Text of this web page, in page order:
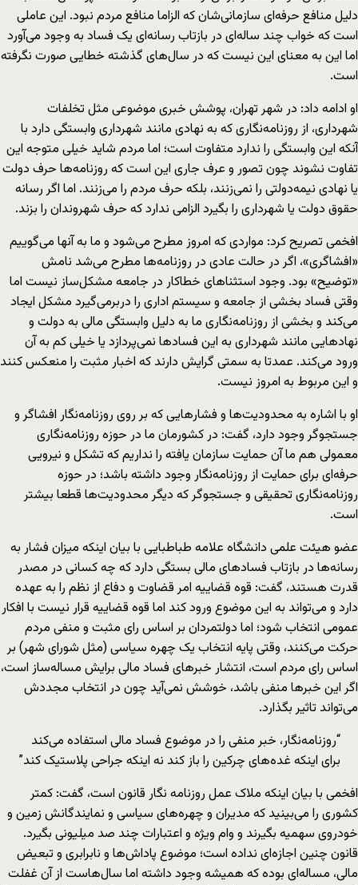
دلیل منافع حرفه‌ای سازمانی‌شان که الزاما منافع مردم نبود. این عاملی
است که خواب چند ساله‌ای در بازتاب رسانه‌ای یک فساد به وجود می‌آورد
اما این به معنای این نیست که در سال‌های گذشته خطایی صورت نگرفته
است.
او ادامه داد: در شهر تهران، پوشش خبری موضوعی مثل تخلفات
شهرداری، از روزنامه‌نگاری که به نهادی مانند شهرداری وابستگی دارد با
آنکه این وابستگی را ندارد متفاوت است؛ اما مردم شاید خیلی متوجه این
تفاوت نشوند چون تصور و عرف جاری این است که روزنامه‌ها حرف دولت
یا نهادی نیمه‌دولتی را نمی‌زنند، بلکه حرف مردم را می‌زنند. اما اگر رسانه
حقوق دولت یا شهرداری را بگیرد الزامی ندارد که حرف شهروندان را بزند.
افخمی تصریح کرد: مواردی که امروز مطرح می‌شود و ما به آنها می‌گوییم
«افشاگری»، اگر در حالت عادی در روزنامه‌ها مطرح می‌شد نامش
«توضیح» بود. وجود استثناهای خطاکار در جامعه مشکل‌ساز نیست اما
وقتی فساد بخشی از جامعه و سیستم اداری را دربرمی‌گیرد مشکل ایجاد
می‌کند و بخشی از روزنامه‌نگاری ما به دلیل وابستگی مالی به دولت و
نهادهایی مانند شهرداری به این فسادها نمی‌پردازد یا خیلی کم به آن
ورود می‌کند. عمدتا به سمتی گرایش دارند که اخبار مثبت را منعکس کنند
و این مربوط به امروز نیست.
او با اشاره به محدودیت‌ها و فشارهایی که بر روی روزنامه‌نگار افشاگر و
جستجوگر وجود دارد، گفت: در کشورمان ما در حوزه روزنامه‌نگاری
معمولی هم ما آن حمایت سازمان یافته را نداریم که تشکل و نیرویی
حرفه‌ای برای حمایت از روزنامه‌نگار وجود داشته باشد؛ در حوزه
روزنامه‌نگاری تحقیقی و جستجوگر که دیگر محدودیت‌ها قطعا بیشتر
است.
عضو هیئت علمی دانشگاه علامه طباطبایی با بیان اینکه میزان فشار به
رسانه‌ها در بازتاب فسادهای مالی بستگی دارد که چه کسانی در مصدر
قدرت هستند، گفت: قوه قضاییه امر قضاوت و دفاع از نظم را به عهده
دارد و می‌تواند به این موضوع ورود کند اما قوه قضاییه قرار نیست با افکار
عمومی انتخاب شود؛ اما دولتمردان بر اساس رای مثبت و منفی مردم
حرکت می‌کنند، وقتی پایه انتخاب یک چهره سیاسی (مثل شورای شهر) بر
اساس رای مردم است، انتشار خبرهای فساد مالی برایش مساله‌ساز است،
اگر این خبرها منفی باشد، خوشش نمی‌آید چون در انتخاب مجددش
می‌تواند تاثیر بگذارد.
“روزنامه‌نگار، خبر منفی را در موضوع فساد مالی استفاده می‌کند
برای اینکه غده‌های چرکین را باز کند نه اینکه جراحی پلاستیک کند”
افخمی با بیان اینکه ملاک عمل روزنامه نگار قانون است، گفت: کمتر
کشوری را می‌بینید که مدیران و چهره‌های سیاسی و نمایندگانش زمین و
خودروی سهمیه بگیرند و وام ویژه و اعتبارات چند صد میلیونی بگیرد.
قانون چنین اجازه‌ای نداده است؛ موضوع پاداش‌ها و نابرابری و تبعیض
مالی، مساله‌ای بوده که همیشه وجود داشته اما سال‌هاست از آن غفلت